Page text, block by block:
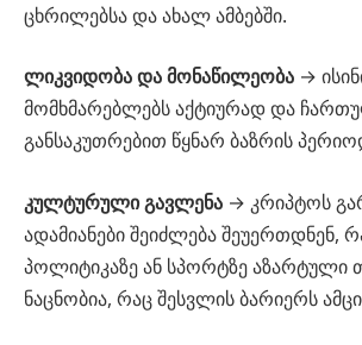
ცხრილებსა და ახალ ამბებში.
ლიკვიდობა და მონაწილეობა →
მომხმარებლებს აქტიურად და
განსაკუთრებით წყნარ ბაზრის
კულტურული გავლენა → კრიპტოს
ადამიანები შეიძლება შეუერთდნენ,
პოლიტიკაზე ან სპორტზე აზარტული
ნაცნობია, რაც შესვლის ბარიერს